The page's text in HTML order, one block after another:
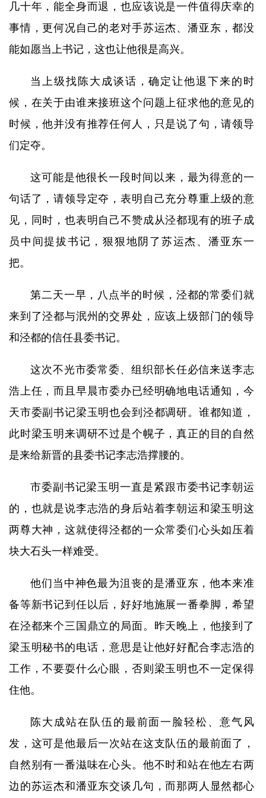
几十年，能全身而退，也应该说是一件值得庆幸的
事情，更何况自己的老对手苏运杰、潘亚东，都没
能如愿当上书记，这也让他很是高兴。
当上级找陈大成谈话，确定让他退下来的时
候，在关于由谁来接班这个问题上征求他的意见的
时候，他并没有推荐任何人，只是说了句，请领导
们定夺。
这可能是他很长一段时间以来，最为得意的一
句话了，请领导定夺，表明自己充分尊重上级的意
见，同时，也表明自己不赞成从泾都现有的班子成
员中间提拔书记，狠狠地阴了苏运杰、潘亚东一
把。
第二天一早，八点半的时候，泾都的常委们就
来到了泾都与泯州的交界处，应该上级部门的领导
和泾都的信任县委书记。
这次不光市委常委、组织部长任必信来送李志
浩上任，而且早晨市委办已经明确地电话通知，今
天市委副书记梁玉明也会到泾都调研。谁都知道，
此时梁玉明来调研不过是个幌子，真正的目的自然
是来给新晋的县委书记李志浩撑腰的。
市委副书记梁玉明一直是紧跟市委书记李朝运
的，也就是说李志浩的身后站着李朝运和梁玉明这
两尊大神，这就使得泾都的一众常委们心头如压着
块大石头一样难受。
他们当中神色最为沮丧的是潘亚东，他本来准
备等新书记到任以后，好好地施展一番拳脚，希望
在泾都来个三国鼎立的局面。昨天晚上，他接到了
梁玉明秘书的电话，意思是让他好好配合李志浩的
工作，不要耍什么心眼，否则梁玉明也不一定保得
住他。
陈大成站在队伍的最前面一脸轻松、意气风
发，这可是他最后一次站在这支队伍的最前面了，
自然别有一番滋味在心头。他不时和站在他左右两
边的苏运杰和潘亚东交谈几句，而那两人显然都心